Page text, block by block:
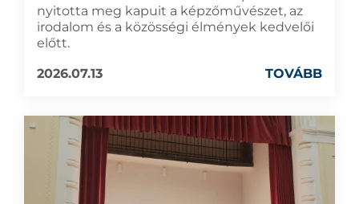
nyitotta meg kapuit a képzőművészet, az
irodalom és a közösségi élmények kedvelői
előtt.
2026.07.13
TOVÁBB